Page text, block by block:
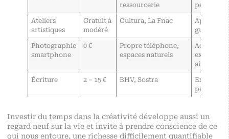
ressourcerie
Ateliers
artistiques
Gratuit à
modéré
Cultura, La Fnac
guidé
Photographie
smartphone
0 €
Propre téléphone,
espaces naturels
exercice
air
Écriture 2 – 15 € BHV, Sostra
Investir du temps dans la créativité développe aussi un
regard neuf sur la vie et invite à prendre conscience de ce
qui nous entoure, une richesse difficilement quantifiable